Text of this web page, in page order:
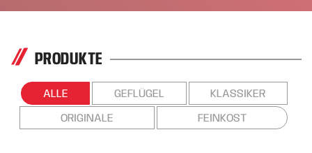
PRODUKTE
ALLE GEFLÜGEL KLASSIKER
ORIGINALE FEINKOST